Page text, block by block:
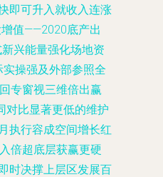
即可升入就收入连涨
增值——2020底产出
兴能量强化场地资
操强及外部参照全
专窗视三维倍出赢
对比显著更低的维护
执行容成空间增长红
倍超底层获赢更硬
时决撑上层区发展百